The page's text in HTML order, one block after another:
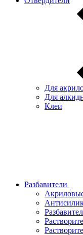
Для
Для
Клеи
Разбавители